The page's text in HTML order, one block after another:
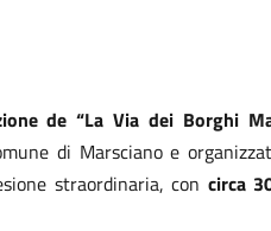
de “La Via dei Borghi
di Marsciano e
straordinaria, con circa